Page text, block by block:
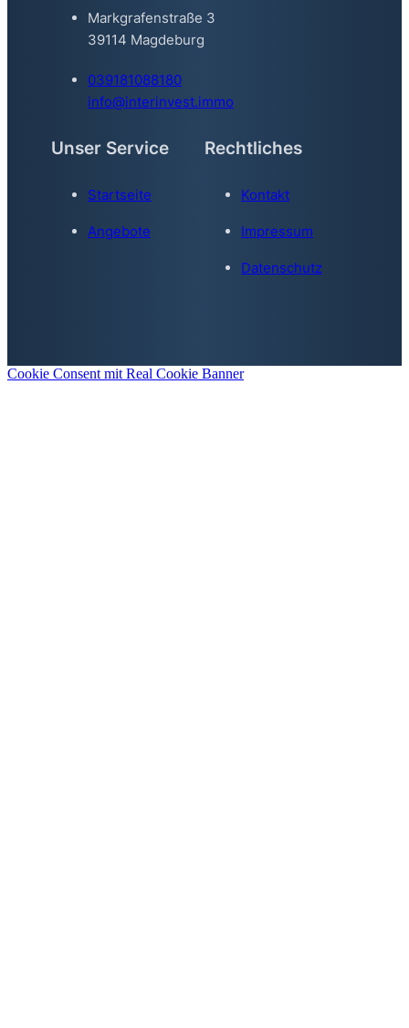
Markgrafenstraße 3
39114 Magdeburg
039181088180
info@interinvest.immo
Unser Service
Startseite
Angebote
Rechtliches
Kontakt
Impressum
Datenschutz
Cookie Consent mit Real Cookie Banner